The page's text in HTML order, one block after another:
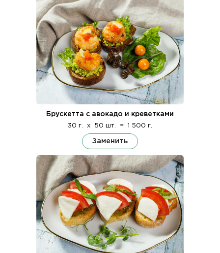
Брускетта с авокадо и креветками
30 г. x 50 шт. = 1 500 г.
Заменить